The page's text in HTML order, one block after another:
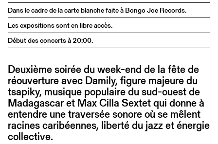
Dans le cadre de la carte blanche faite à Bongo Joe Records.
Les expositions sont en libre accès.
Début des concerts à 20:00.
Deuxième soirée du week-end de la fête de
réouverture avec Damily, figure majeure du
tsapiky, musique populaire du sud-ouest de
Madagascar et Max Cilla Sextet qui donne à
entendre une traversée sonore où se mêlent
racines caribéennes, liberté du jazz et énergie
collective.